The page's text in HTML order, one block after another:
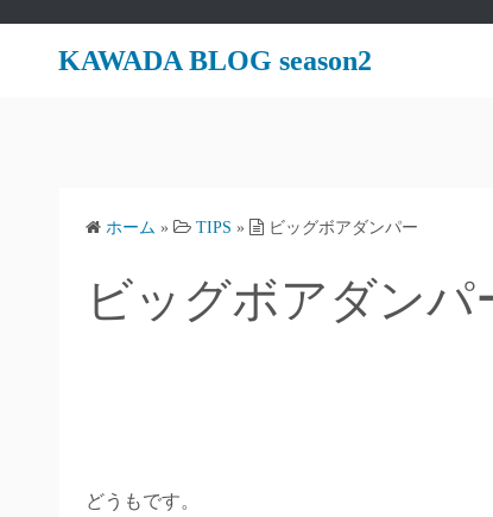
KAWADA BLOG season2
ホーム » TIPS » ビッグボアダンパー
ビッグボアダンパ
どうもです。